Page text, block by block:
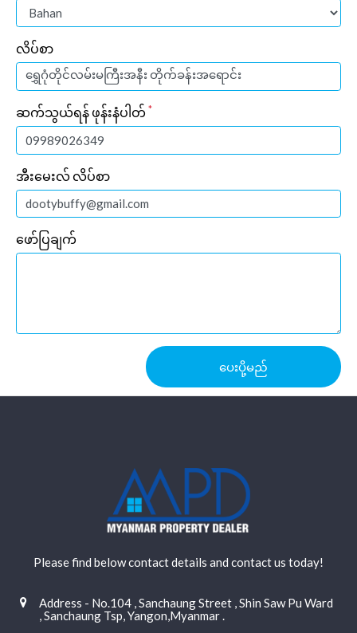
လိပ်စာ
ဆက်သွယ်ရန် ဖုန်းနံပါတ် *
အီးမေးလ် လိပ်စာ
ဖော်ပြချက်
ပေးပို့မည်
Please find below contact details and contact us today!
Address - No.104 , Sanchaung Street , Shin Saw Pu Ward
, Sanchaung Tsp, Yangon,Myanmar .